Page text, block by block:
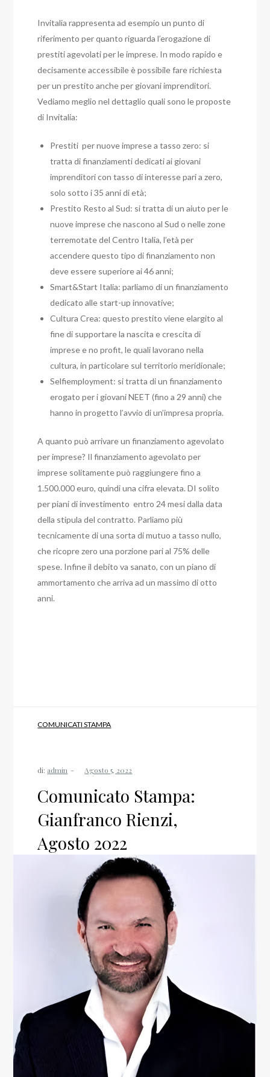
Invitalia rappresenta ad esempio un punto di
riferimento per quanto riguarda l’erogazione di
prestiti agevolati per le imprese. In modo rapido e
decisamente accessibile è possibile fare richiesta
per un prestito anche per giovani imprenditori.
Vediamo meglio nel dettaglio quali sono le proposte
di Invitalia:
Prestiti per nuove imprese a tasso zero: si
tratta di finanziamenti dedicati ai giovani
imprenditori con tasso di interesse pari a zero,
solo sotto i 35 anni di età;
Prestito Resto al Sud: si tratta di un aiuto per le
nuove imprese che nascono al Sud o nelle zone
terremotate del Centro Italia, l’età per
accendere questo tipo di finanziamento non
deve essere superiore ai 46 anni;
Smart&Start Italia: parliamo di un finanziamento
dedicato alle start-up innovative;
Cultura Crea: questo prestito viene elargito al
fine di supportare la nascita e crescita di
imprese e no profit, le quali lavorano nella
cultura, in particolare sul territorio meridionale;
Selfiemployment: si tratta di un finanziamento
erogato per i giovani NEET (fino a 29 anni) che
hanno in progetto l’avvio di un’impresa propria.
A quanto può arrivare un finanziamento agevolato
per imprese? Il finanziamento agevolato per
imprese solitamente può raggiungere fino a
1.500.000 euro, quindi una cifra elevata. DI solito
per piani di investimento entro 24 mesi dalla data
della stipula del contratto. Parliamo più
tecnicamente di una sorta di mutuo a tasso nullo,
che ricopre zero una porzione pari al 75% delle
spese. Infine il debito va sanato, con un piano di
ammortamento che arriva ad un massimo di otto
anni.
COMUNICATI STAMPA
di: admin
Comunicato Stampa:
Gianfranco Rienzi,
Agosto 2022